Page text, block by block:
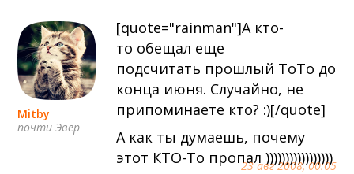
Mitby
почти Эвер
23 авг 2008, 00:05
[quote="rainman"]А кто-
то обещал еще
подсчитать прошлый ТоТо до
конца июня. Случайно, не
припоминаете кто? :)[/quote]
А как ты думаешь, почему
этот КТО-То пропал )))))))))))))))))